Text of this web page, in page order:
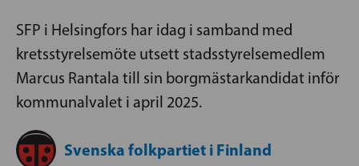
SFP i Helsingfors har idag i samband med
kretsstyrelsemöte utsett stadsstyrelsemedlem
Marcus Rantala till sin borgmästarkandidat inför
kommunalvalet i april 2025.
Svenska folkpartiet i Finland